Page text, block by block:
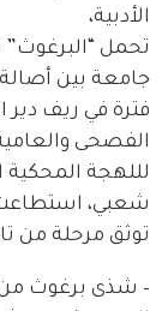
الأدبية،
تحمل “البرغوث”
جامعة بين أصالة
فترة في ريف دير
الفصحى
لللهجة
شعبي، استطاعت
توثق مرحلة من
– شذى برغوث من